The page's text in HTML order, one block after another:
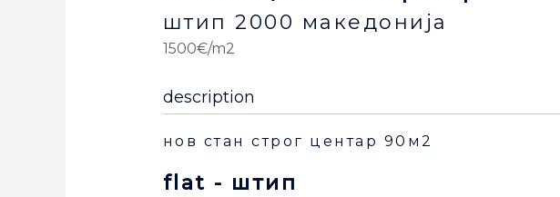
штип 2000 македонија
1500€/m2
description
нов стан строг центар 90м2
flat - штип